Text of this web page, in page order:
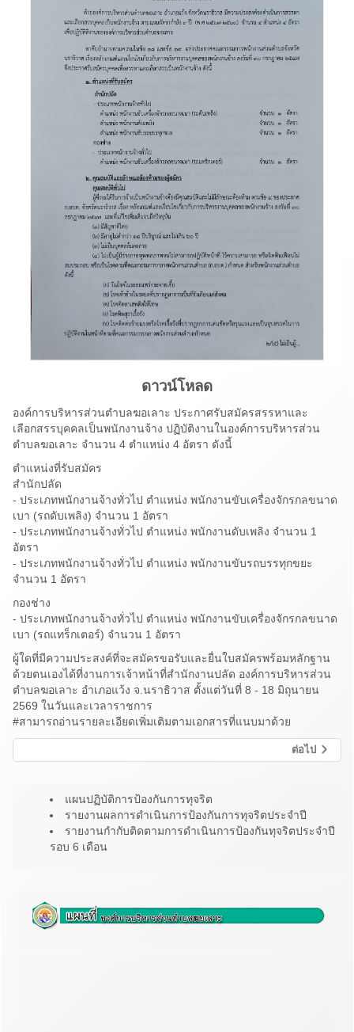
ดาวน์โหลด
องค์การบริหารส่วนตำบลฆอเลาะ ประกาศรับสมัครสรรหาและ
เลือกสรรบุคคลเป็นพนักงานจ้าง ปฏิบัติงานในองค์การบริหารส่วน
ตำบลฆอเลาะ จำนวน 4 ตำแหน่ง 4 อัตรา ดังนี้
ตำแหน่งที่รับสมัคร
สำนักปลัด
- ประเภทพนักงานจ้างทั่วไป ตำแหน่ง พนักงานขับเครื่องจักรกลขนาด
เบา (รถดับเพลิง) จำนวน 1 อัตรา
- ประเภทพนักงานจ้างทั่วไป ตำแหน่ง พนักงานดับเพลิง จำนวน 1
อัตรา
- ประเภทพนักงานจ้างทั่วไป ตำแหน่ง พนักงานขับรถบรรทุกขยะ
จำนวน 1 อัตรา
กองช่าง
- ประเภทพนักงานจ้างทั่วไป ตำแหน่ง พนักงานขับเครื่องจักรกลขนาด
เบา (รถแทร็กเตอร์) จำนวน 1 อัตรา
ผู้ใดที่มีความประสงค์ที่จะสมัครขอรับและยื่นใบสมัครพร้อมหลักฐาน
ด้วยตนเองได้ที่งานการเจ้าหน้าที่สำนักงานปลัด องค์การบริหารส่วน
ตำบลฆอเลาะ อำเภอแว้ง จ.นราธิวาส ตั้งแต่วันที่ 8 - 18 มิถุนายน
2569 ในวันและเวลาราชการ
#สามารถอ่านรายละเอียดเพิ่มเติมตามเอกสารที่แนบมาด้วย
ต่อไป
แผนปฏิบัติการป้องกันการทุจริต
รายงานผลการดำเนินการป้องกันการทุจริตประจำปี
รายงานกำกับติดตามการดำเนินการป้องกันทุจริตประจำปี
รอบ 6 เดือน